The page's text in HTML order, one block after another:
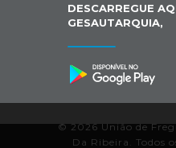
DESCARREGUE
GESAUTARQUIA,
© 2026 União de
Da Ribeira. Todos